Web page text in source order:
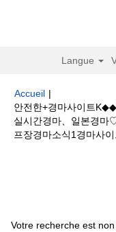
Langue
Accueil |
안전한+경마사이트
실시간경마、일본경
프장경마소식1경마사
Votre recherche est